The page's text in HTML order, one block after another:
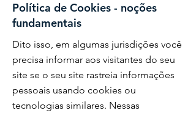
Política de Cookies - noções
fundamentais
Dito isso, em algumas jurisdições você
precisa informar aos visitantes do seu
site se o seu site rastreia informações
pessoais usando cookies ou
tecnologias similares. Nessas